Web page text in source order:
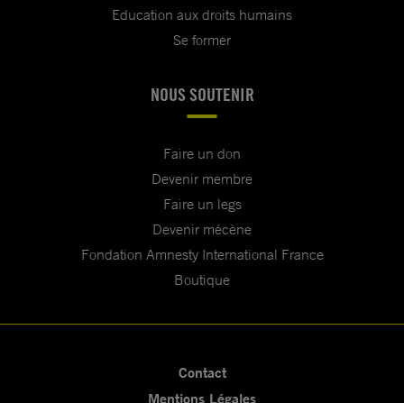
Education aux droits humains
Se former
NOUS SOUTENIR
Faire un don
Devenir membre
Faire un legs
Devenir mécène
Fondation Amnesty International France
Boutique
Contact
Mentions Légales